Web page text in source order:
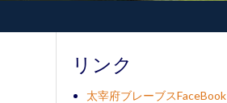
リンク
太宰府ブレーブスFaceBook